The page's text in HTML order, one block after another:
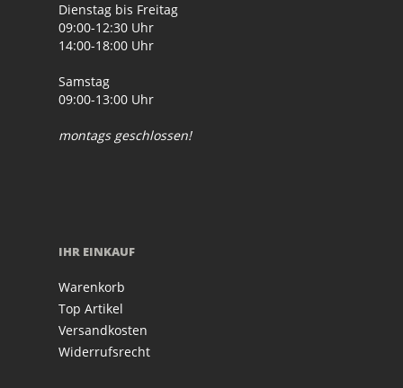
Dienstag bis Freitag
09:00-12:30 Uhr
14:00-18:00 Uhr
Samstag
09:00-13:00 Uhr
montags geschlossen!
IHR EINKAUF
Warenkorb
Top Artikel
Versandkosten
Widerrufsrecht